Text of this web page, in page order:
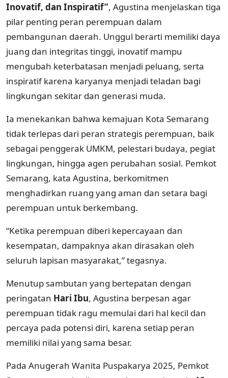
Inovatif, dan Inspiratif”, Agustina menjelaskan tiga
pilar penting peran perempuan dalam
pembangunan daerah. Unggul berarti memiliki daya
juang dan integritas tinggi, inovatif mampu
mengubah keterbatasan menjadi peluang, serta
inspiratif karena karyanya menjadi teladan bagi
lingkungan sekitar dan generasi muda.
Ia menekankan bahwa kemajuan Kota Semarang
tidak terlepas dari peran strategis perempuan, baik
sebagai penggerak UMKM, pelestari budaya, pegiat
lingkungan, hingga agen perubahan sosial. Pemkot
Semarang, kata Agustina, berkomitmen
menghadirkan ruang yang aman dan setara bagi
perempuan untuk berkembang.
“Ketika perempuan diberi kepercayaan dan
kesempatan, dampaknya akan dirasakan oleh
seluruh lapisan masyarakat,” tegasnya.
Menutup sambutan yang bertepatan dengan
peringatan Hari Ibu, Agustina berpesan agar
perempuan tidak ragu memulai dari hal kecil dan
percaya pada potensi diri, karena setiap peran
memiliki nilai yang sama besar.
Pada Anugerah Wanita Puspakarya 2025, Pemkot